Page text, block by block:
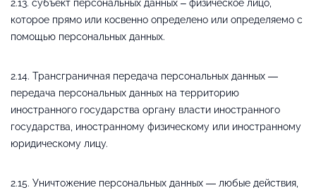
2.13. субъект персональных данных – физическое лицо,
которое прямо или косвенно определено или определяемо с
помощью персональных данных.
2.14. Трансграничная передача персональных данных —
передача персональных данных на территорию
иностранного государства органу власти иностранного
государства, иностранному физическому или иностранному
юридическому лицу.
2.15. Уничтожение персональных данных — любые действия,